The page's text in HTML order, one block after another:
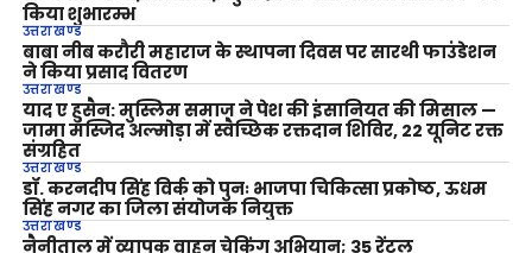
किया शुभारम्भ
उत्तराखण्ड
बाबा नीब करौरी महाराज के स्थापना दिवस पर सारथी फाउंडेशन
ने किया प्रसाद वितरण
उत्तराखण्ड
याद ए हुसैन: मुस्लिम समाज ने पेश की इंसानियत की मिसाल —
जामा मस्जिद अल्मोड़ा में स्वैच्छिक रक्तदान शिविर, 22 यूनिट रक्त
संग्रहित
उत्तराखण्ड
डॉ. करनदीप सिंह विर्क को पुनः भाजपा चिकित्सा प्रकोष्ठ, ऊधम
सिंह नगर का जिला संयोजक नियुक्त
उत्तराखण्ड
नैनीताल में व्यापक वाहन चेकिंग अभियान; 35 रेंटल